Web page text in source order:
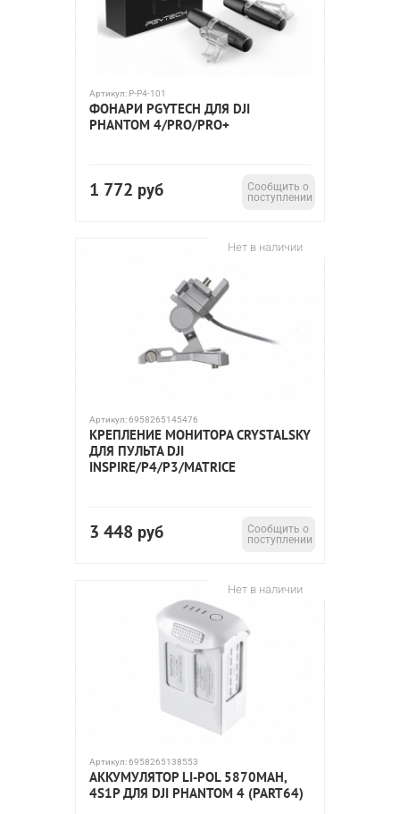
Артикул: P-P4-101
ФОНАРИ PGYTECH ДЛЯ DJI
PHANTOM 4/PRO/PRO+
1 772 руб
Сообщить о
поступлении
Нет в наличии
Артикул:6958265145476
КРЕПЛЕНИЕ МОНИТОРА CRYSTALSKY
ДЛЯ ПУЛЬТА DJI
INSPIRE/P4/P3/MATRICE
3 448 руб
Сообщить о
поступлении
Нет в наличии
Артикул:6958265138553
АККУМУЛЯТОР LI-POL 5870MAH,
4S1P ДЛЯ DJI PHANTOM 4 (PART64)